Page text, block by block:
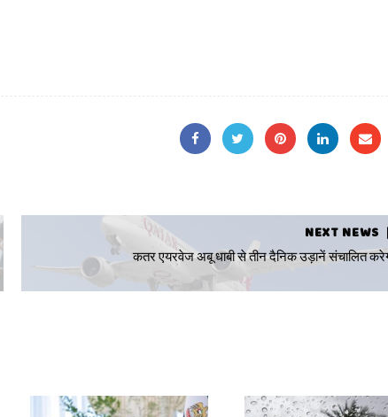
NEXT NEWS
कतर एयरवेज अबू धाबी से तीन दैनिक उड़ानें संचालित